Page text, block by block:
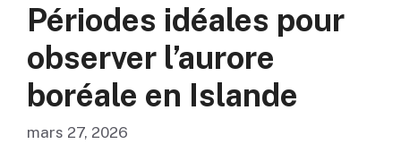
Périodes idéales pour
observer l’aurore
boréale en Islande
mars 27, 2026